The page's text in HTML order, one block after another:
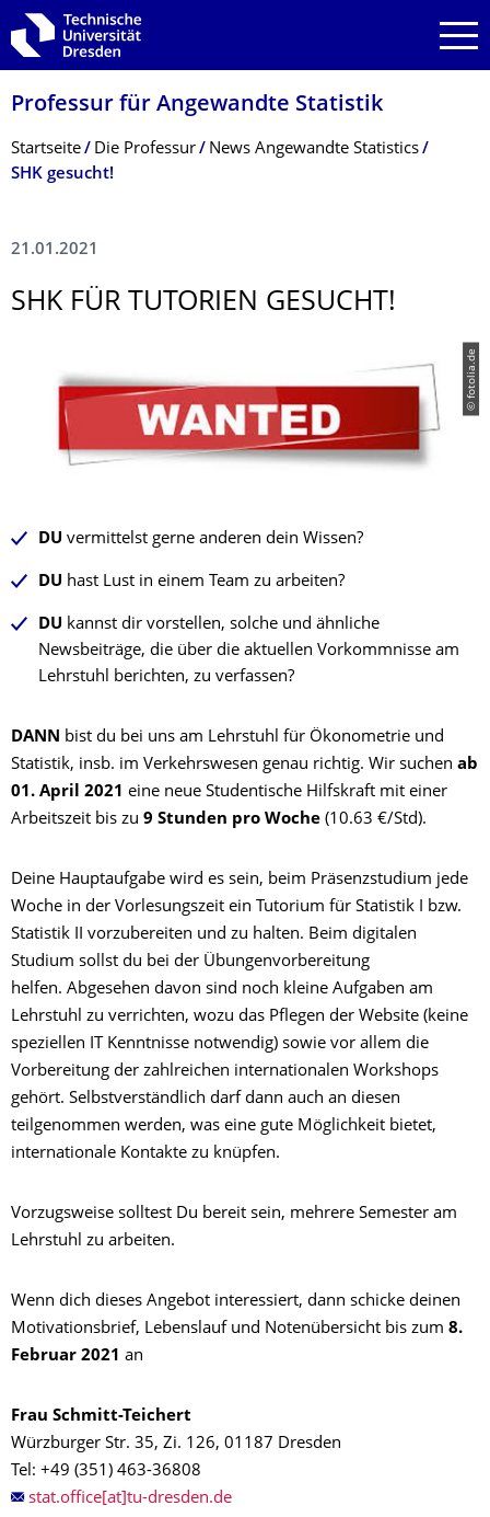
Zur Hauptnavigation springen
Zur Suche springen
Zum Inhalt springen
Professur für Angewandte Statistik
Breadcrumb-Menü
Startseite Die Professur
News Angewandte Statistics
SHK gesucht!
21.01.2021
SHK FÜR TUTORIEN GESUCHT!
© fotolia.de
DU vermittelst gerne anderen dein Wissen?
DU hast Lust in einem Team zu arbeiten?
DU kannst dir vorstellen, solche und ähnliche
Newsbeiträge, die über die aktuellen Vorkommnisse am
Lehrstuhl berichten, zu verfassen?
DANN bist du bei uns am Lehrstuhl für Ökonometrie und
Statistik, insb. im Verkehrswesen genau richtig. Wir suchen ab
01. April 2021 eine neue Studentische Hilfskraft mit einer
Arbeitszeit bis zu 9 Stunden pro Woche (10.63 €/Std).
Deine Hauptaufgabe wird es sein, beim Präsenzstudium jede
Woche in der Vorlesungszeit ein Tutorium für Statistik I bzw.
Statistik II vorzubereiten und zu halten. Beim digitalen
Studium sollst du bei der Übungenvorbereitung
helfen. Abgesehen davon sind noch kleine Aufgaben am
Lehrstuhl zu verrichten, wozu das Pflegen der Website (keine
speziellen IT Kenntnisse notwendig) sowie vor allem die
Vorbereitung der zahlreichen internationalen Workshops
gehört. Selbstverständlich darf dann auch an diesen
teilgenommen werden, was eine gute Möglichkeit bietet,
internationale Kontakte zu knüpfen.
Vorzugsweise solltest Du bereit sein, mehrere Semester am
Lehrstuhl zu arbeiten.
Wenn dich dieses Angebot interessiert, dann schicke deinen
Motivationsbrief, Lebenslauf und Notenübersicht bis zum 8.
Februar 2021 an
Frau Schmitt-Teichert
Würzburger Str. 35, Zi. 126, 01187 Dresden
Tel: +49 (351) 463-36808
stat.office[at]tu-dresden.de